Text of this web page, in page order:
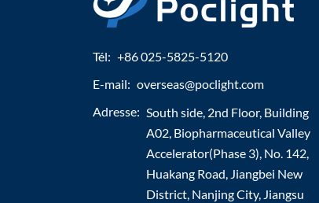
Tél: +86 025-5825-5120
E-mail: overseas@poclight.com
Adresse: South side, 2nd Floor, Building
A02, Biopharmaceutical Valley
Accelerator(Phase 3), No. 142,
Huakang Road, Jiangbei New
District, Nanjing City, Jiangsu